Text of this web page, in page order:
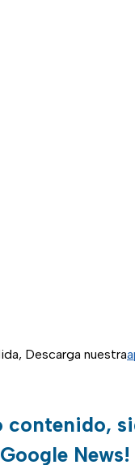
Descarga nuestra
contenido,
News!